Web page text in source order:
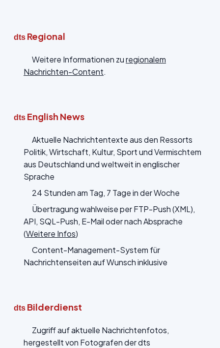
dts Regional
Weitere Informationen zuregionalem
Nachrichten-Content.
dts English News
Aktuelle Nachrichtentexte aus den Ressorts
Politik, Wirtschaft, Kultur, Sport und Vermischtem
aus Deutschland und weltweit in englischer
Sprache
24 Stunden am Tag, 7 Tage in der Woche
Übertragung wahlweise per FTP-Push (XML),
API, SQL-Push, E-Mail oder nach Absprache
(Weitere Infos)
Content-Management-System für
Nachrichtenseiten auf Wunsch inklusive
dts Bilderdienst
Zugriff auf aktuelle Nachrichtenfotos,
hergestellt von Fotografen der dts